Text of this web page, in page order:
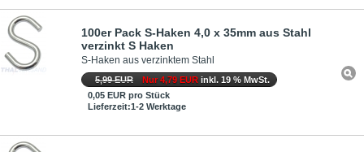
100er Pack S-Haken 4,0 x 35mm aus Stahl
verzinkt S Haken
S-Haken aus verzinktem Stahl
5,99 EUR Nur 4,79 EUR inkl. 19 % MwSt.
0,05 EUR pro Stück
Lieferzeit:1-2 Werktage